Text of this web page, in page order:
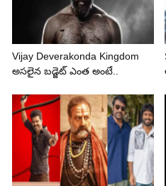
Vijay Deverakonda Kingdom
అసలైన బడ్జెట్ ఎంత అంటే..